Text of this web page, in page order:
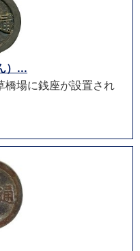
）...
橋場に銭座が設置され